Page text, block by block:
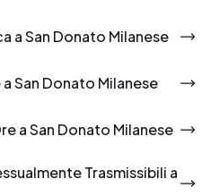
a San Donato Milanese
San Donato Milanese
a San Donato Milanese
Trasmissibili a